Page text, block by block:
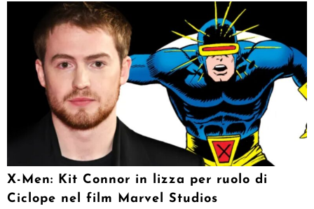
X-Men: Kit Connor in lizza per ruolo di
Ciclope nel film Marvel Studios